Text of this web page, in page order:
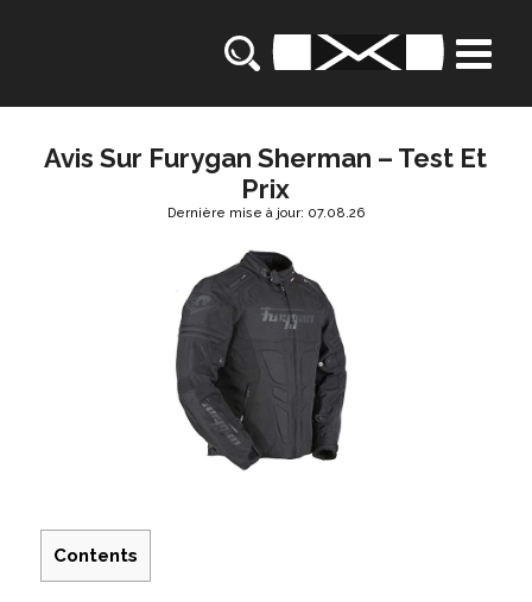
Avis Sur Furygan Sherman – Test Et
Prix
Dernière mise à jour: 07.08.26
Contents